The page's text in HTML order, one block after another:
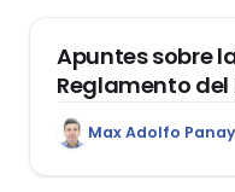
Apuntes sobre
Reglamento del
1400, que
Garantía
Max Adolfo